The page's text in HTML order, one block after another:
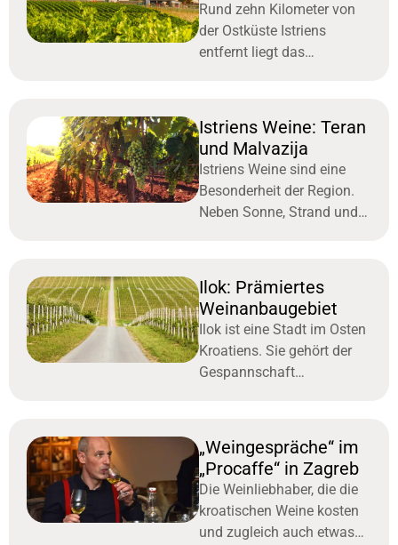
Rund zehn Kilometer von
der Ostküste Istriens
entfernt liegt das
jahrhundertealter
Geschichte ist vor allem bei
Weinkennern sehr beliebt.
Wer
Istriens Weine: Teran
und Malvazija
Istriens Weine sind eine
Besonderheit der Region.
Neben Sonne, Strand und
und Malvazija zu genießen.
Der
Ilok: Prämiertes
Weinanbaugebiet
Ilok ist eine Stadt im Osten
Kroatiens. Sie gehört der
Gespannschaft
vorzüglichen Wein bekannt.
Ilok zählt rund 8350
Einwohner.
„Weingespräche“ im
„Procaffe“ in Zagreb
Die Weinliebhaber, die die
kroatischen Weine kosten
und zugleich auch etwas